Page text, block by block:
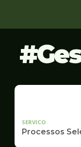
SERVICO
Processos